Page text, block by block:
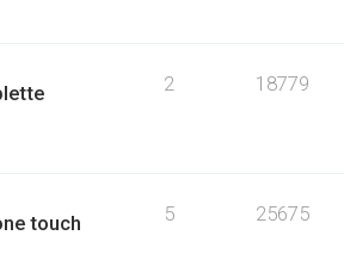
2 18779
touch
5 25675